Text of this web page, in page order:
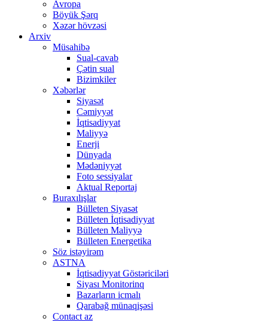
Avropa
Böyük Şərq
Xəzər hövzəsi
Arxiv
Müsahibə
Sual-cavab
Çətin sual
Bizimkiler
Xəbərlər
Siyasət
Cəmiyyət
İqtisadiyyat
Maliyyə
Enerji
Dünyada
Mədəniyyət
Foto sessiyalar
Aktual Reportaj
Buraxılışlar
Bülleten Siyasət
Bülleten İqtisadiyyat
Bülleten Maliyyə
Bülleten Energetika
Söz istəyirəm
ASTNA
İqtisadiyyat Göstəriciləri
Siyası Monitorinq
Bazarların icmalı
Qarabağ münaqişəsi
Contact az